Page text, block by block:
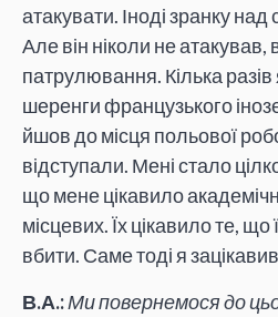
атакувати. Іноді зранку над
Але він ніколи не атакував,
патрулювання. Кілька разів
шеренги французького
йшов до місця польової
відступали. Мені стало
що мене цікавило
місцевих. Їх цікавило те, що
вбити. Саме тоді я
В.А.:Ми повернемося до